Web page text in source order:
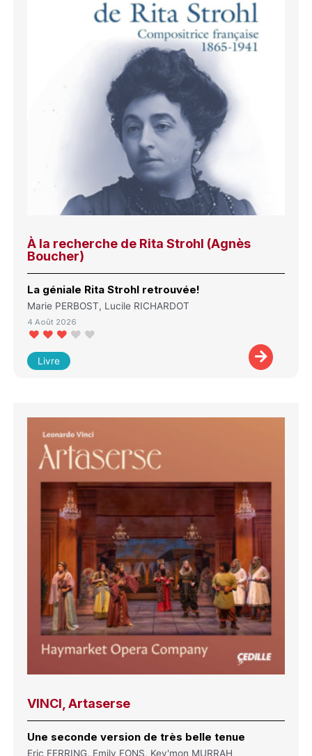
À la recherche de Rita Strohl (Agnès
Boucher)
La géniale Rita Strohl retrouvée!
Marie PERBOST, Lucile RICHARDOT
4 Août 2026
Livre
VINCI, Artaserse
Une seconde version de très belle tenue
Eric FERRING, Emily FONS, Key'mon MURRAH